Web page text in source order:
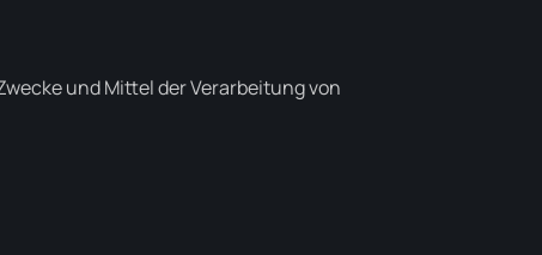
und Mittel der Verarbeitung von